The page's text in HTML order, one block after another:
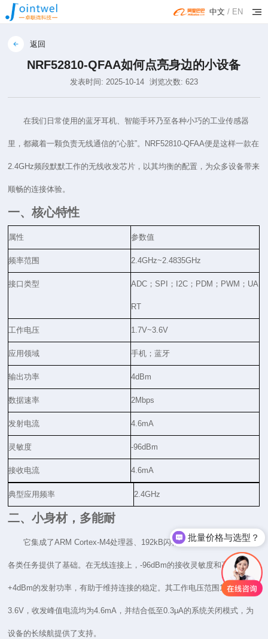
中文 / EN
返回
NRF52810-QFAA如何点亮身边的小设备
发表时间: 2025-10-14 浏览次数: 623
在我们日常使用的蓝牙耳机、智能手环乃至各种小巧的工业传感器
里，都藏着一颗负责无线通信的“心脏”。 NRF52810-QFAA便是这样一款在
2.4GHz频段默默工作的无线收发芯片，以其均衡的配置，为众多设备带来
顺畅的连接体验。
一、核心特性
属性 参数值
频率范围 2.4GHz~2.4835GHz
接口类型 ADC；SPI；I2C；PDM；PWM；UA
RT
工作电压 1.7V~3.6V
应用领域 手机；蓝牙
输出功率 4dBm
数据速率 2Mbps
发射电流 4.6mA
灵敏度 -96dBm
接收电流 4.6mA
典型应用频率 2.4GHz
二、小身材，多能耐
它集成了ARM Cortex-M4处理器、192kB闪存和24kB RAM，为处理
各类任务提供了基础。在无线连接上，-96dBm的接收灵敏度和高达
+4dBm的发射功率，有助于维持连接的稳定。其工作电压范围1.7V至
3.6V，收发峰值电流均为4.6mA，并结合低至0.3μA的系统关闭模式，为
设备的长续航提供了支持。
批量价格与选型？